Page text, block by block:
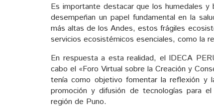
Es importante destacar que los humedales
desempeñan un papel fundamental en la
más altas de los Andes, estos frágiles
servicios ecosistémicos esenciales, como la
En respuesta a esta realidad, el IDECA
cabo el «Foro Virtual sobre la Creación y
tenía como objetivo fomentar la reflexión y
promoción y difusión de tecnologías para
región de Puno.